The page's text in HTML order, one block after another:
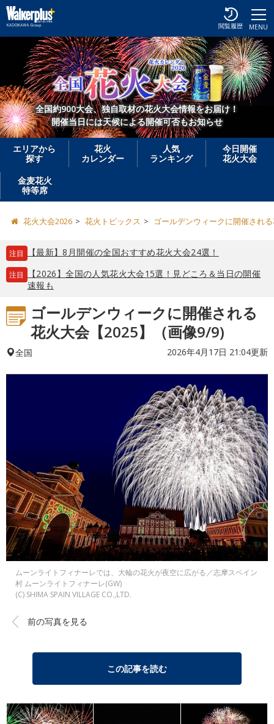
MENU
閲覧履歴
全国約900大会、独自取材の花火大会情報をお届け！
開催当日には天候による開催可否もお知らせ
エリアから
探す
花火
カレンダー
人気
ランキング
今日開催
花火大会
金麦花火
特等席
花火大会2026 花火トピックス ゴールデンウィークに開催され
注目 【最新】8月開催の全国おすすめ花火大会24選！
注目
【2026】全国の人気花火大会15選！見どころ＆当日の開催
速報も
ゴールデンウィークに開催される
花火大会【2025】（画像9/9)
全国 2026年4月17日 21:04更新
ムーンライトフィナーレでは、大輪の花火が夜空に広がる／志摩スペイン
村 ムーンライトフィナーレ(GW)
(C) SHIMA SPAIN VILLAGE CO.,LTD.
前の写真を見る
この記事を読む